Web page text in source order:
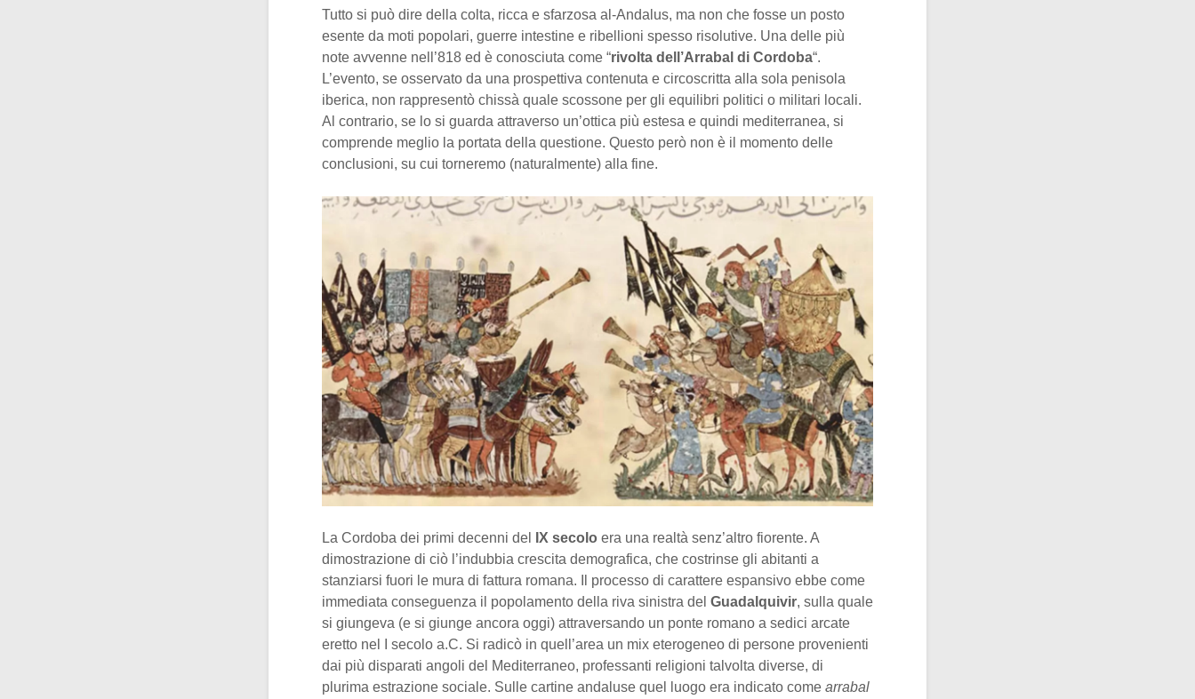
Tutto si può dire della colta, ricca e sfarzosa al-Andalus, ma non che fosse un posto
esente da moti popolari, guerre intestine e ribellioni spesso risolutive. Una delle più
note avvenne nell’818 ed è conosciuta come “rivolta dell’Arrabal di Cordoba“.
L’evento, se osservato da una prospettiva contenuta e circoscritta alla sola penisola
iberica, non rappresentò chissà quale scossone per gli equilibri politici o militari locali.
Al contrario, se lo si guarda attraverso un’ottica più estesa e quindi mediterranea, si
comprende meglio la portata della questione. Questo però non è il momento delle
conclusioni, su cui torneremo (naturalmente) alla fine.
La Cordoba dei primi decenni del IX secolo era una realtà senz’altro fiorente. A
dimostrazione di ciò l’indubbia crescita demografica, che costrinse gli abitanti a
stanziarsi fuori le mura di fattura romana. Il processo di carattere espansivo ebbe come
immediata conseguenza il popolamento della riva sinistra del Guadalquivir, sulla quale
si giungeva (e si giunge ancora oggi) attraversando un ponte romano a sedici arcate
eretto nel I secolo a.C. Si radicò in quell’area un mix eterogeneo di persone provenienti
dai più disparati angoli del Mediterraneo, professanti religioni talvolta diverse, di
plurima estrazione sociale. Sulle cartine andaluse quel luogo era indicato come arrabal